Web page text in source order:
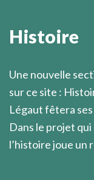
spontanément
Marcel Légaut
Histoire
Une nouvelle
sur ce site :
Légaut fêtera
Dans le projet
l’histoire joue un